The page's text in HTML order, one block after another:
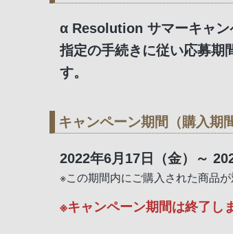
α Resolution サマーキャン
指定の手続きに従い応募期
す。
キャンペーン期間（購入期間
2022年6月17日（金）～
※この期間内にご購入された商品が
※キャンペーン期間は終了し